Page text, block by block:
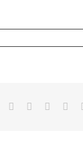
LinkedInWhatsApp
TumblrPinterest